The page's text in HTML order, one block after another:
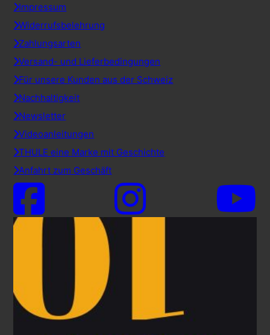
Impressum
Widerrufsbelehrung
Zahlungsarten
Versand- und Lieferbedingungen
Für unsere Kunden aus der Schweiz
Nachhaltigkeit
Newsletter
Videoanleitungen
THULE eine Marke mit Geschichte
Anfahrt zum Geschäft